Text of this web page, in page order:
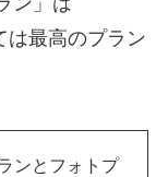
は最高のプラン
ンとフォトプ